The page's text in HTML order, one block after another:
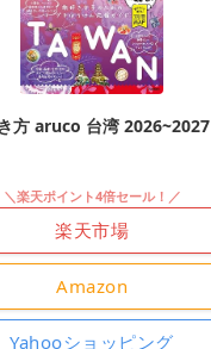
方 aruco 台湾 2026~2027
Amazon
＼楽天ポイント4倍セール！／
楽天市場
Yahooショッピング